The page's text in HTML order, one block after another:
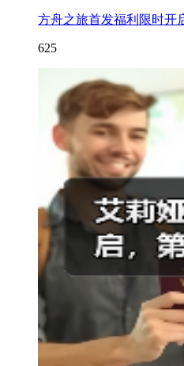
方舟之旅首发福利限时开
625